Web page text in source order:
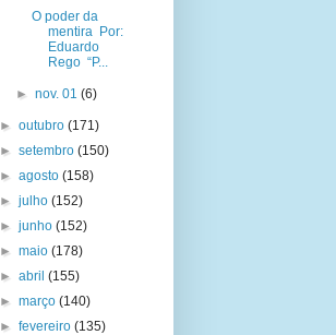
O poder da
mentira Por:
Eduardo
Rego “P...
► nov. 01 (6)
►outubro(171)
►setembro(150)
►agosto(158)
►julho(152)
►junho(152)
►maio(178)
►abril(155)
►março(140)
►fevereiro(135)